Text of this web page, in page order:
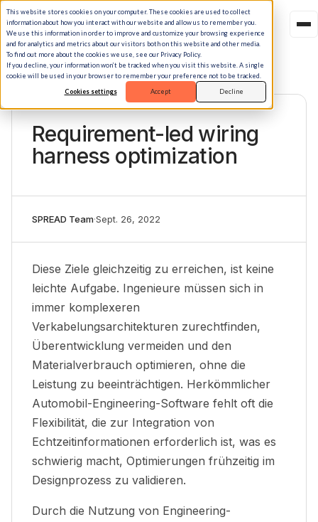
This website stores cookies on your computer. These cookies are used to collect
information about how you interact with our website and allow us to remember you.
We use this information in order to improve and customize your browsing experience
and for analytics and metrics about our visitors both on this website and other media.
To find out more about the cookies we use, see our Privacy Policy.
If you decline, your information won’t be tracked when you visit this website. A single
cookie will be used in your browser to remember your preference not to be tracked.
Cookies settings Accept Decline
Requirement-led wiring
harness optimization
SPREAD Team·Sept. 26, 2022
Diese Ziele gleichzeitig zu erreichen, ist keine
leichte Aufgabe. Ingenieure müssen sich in
immer komplexeren
Verkabelungsarchitekturen zurechtfinden,
Überentwicklung vermeiden und den
Materialverbrauch optimieren, ohne die
Leistung zu beeinträchtigen. Herkömmlicher
Automobil-Engineering-Software fehlt oft die
Flexibilität, die zur Integration von
Echtzeitinformationen erforderlich ist, was es
schwierig macht, Optimierungen frühzeitig im
Designprozess zu validieren.
Durch die Nutzung von Engineering-